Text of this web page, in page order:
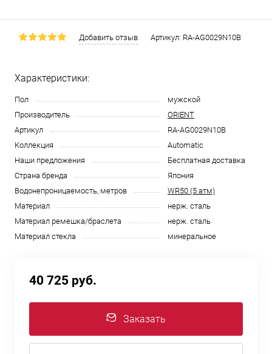
Добавить отзыв Артикул: RA-AG0029N10B
Характеристики:
Пол
мужской
Производитель
ORIENT
Артикул
RA-AG0029N10B
Коллекция
Automatic
Наши предложения
Бесплатная доставка
Страна бренда
Япония
Водонепроницаемость, метров
WR50 (5 атм)
Материал
нерж. сталь
Материал ремешка/браслета
нерж. сталь
Материал стекла
минеральное
40 725 руб.
Заказать